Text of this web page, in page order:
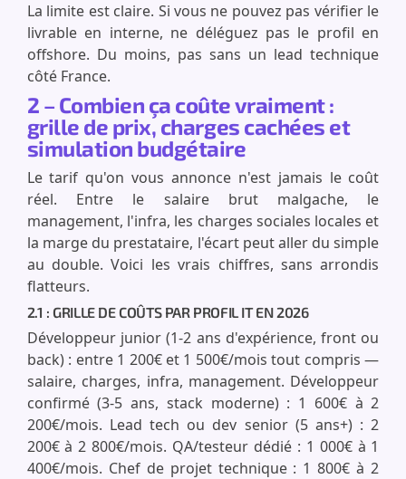
La limite est claire. Si vous ne pouvez pas vérifier le
livrable en interne, ne déléguez pas le profil en
offshore. Du moins, pas sans un lead technique
côté France.
2 – Combien ça coûte vraiment :
grille de prix, charges cachées et
simulation budgétaire
Le tarif qu'on vous annonce n'est jamais le coût
réel. Entre le salaire brut malgache, le
management, l'infra, les charges sociales locales et
la marge du prestataire, l'écart peut aller du simple
au double. Voici les vrais chiffres, sans arrondis
flatteurs.
2.1 : GRILLE DE COÛTS PAR PROFIL IT EN 2026
Développeur junior (1-2 ans d'expérience, front ou
back) : entre 1 200€ et 1 500€/mois tout compris —
salaire, charges, infra, management. Développeur
confirmé (3-5 ans, stack moderne) : 1 600€ à 2
200€/mois. Lead tech ou dev senior (5 ans+) : 2
200€ à 2 800€/mois. QA/testeur dédié : 1 000€ à 1
400€/mois. Chef de projet technique : 1 800€ à 2